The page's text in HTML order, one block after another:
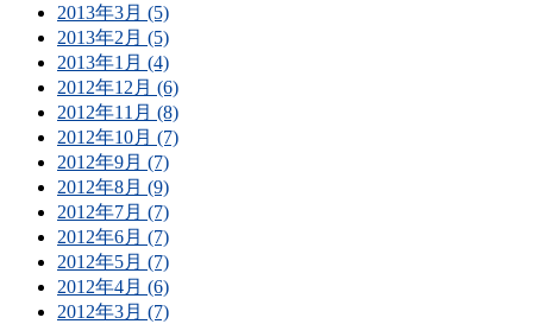
2013年3月 (5)
2013年2月 (5)
2013年1月 (4)
2012年12月 (6)
2012年11月 (8)
2012年10月 (7)
2012年9月 (7)
2012年8月 (9)
2012年7月 (7)
2012年6月 (7)
2012年5月 (7)
2012年4月 (6)
2012年3月 (7)